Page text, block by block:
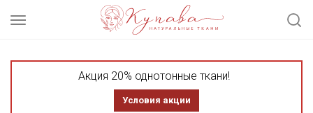
Акция 20% однотонные ткани!
Условия акции